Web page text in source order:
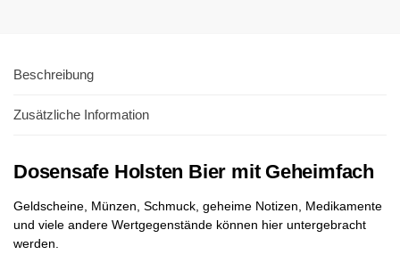
Beschreibung
Zusätzliche Information
Dosensafe Holsten Bier mit Geheimfach
Geldscheine, Münzen, Schmuck, geheime Notizen, Medikamente
und viele andere Wertgegenstände können hier untergebracht
werden.